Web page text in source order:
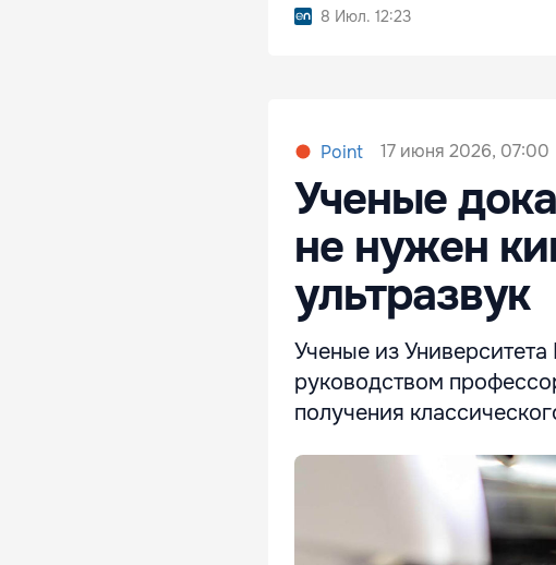
8 Июл. 12:23
Point 17 июня 2026, 07:00
Ученые
не нужен
ультразвук
Ученые из
руководством
получения